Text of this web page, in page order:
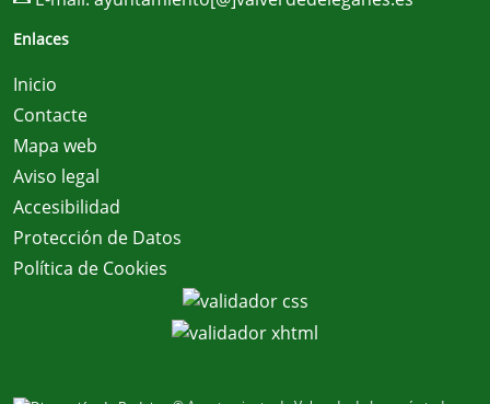
Enlaces
Inicio
Contacte
Mapa web
Aviso legal
Accesibilidad
Protección de Datos
Política de Cookies